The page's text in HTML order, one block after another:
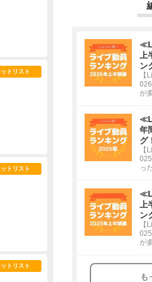
トリスト
トリスト
トリスト
ン
【
が
年
グ
【
っ
ン
【
が
も